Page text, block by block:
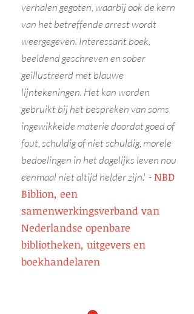
verhalen gegoten, waarbij ook de kern
van het betreffende arrest wordt
weergegeven. Interessant boek,
beeldend geschreven en sober
geillustreerd met blauwe
lijntekeningen. Het kan worden
gebruikt bij het bespreken van soms
ingewikkelde materie doordat goed of
fout, schuldig of niet schuldig, morele
bedoelingen in het dagelijks leven nou
eenmaal niet altijd helder zijn.' -NBD
Biblion, een
samenwerkingsverband van
Nederlandse openbare
bibliotheken, uitgevers en
boekhandelaren